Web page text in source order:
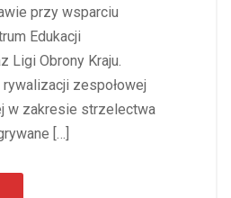
przy wsparciu
Edukacji
Ligi Obrony Kraju.
zespołowej
w zakresie strzelectwa
[…]